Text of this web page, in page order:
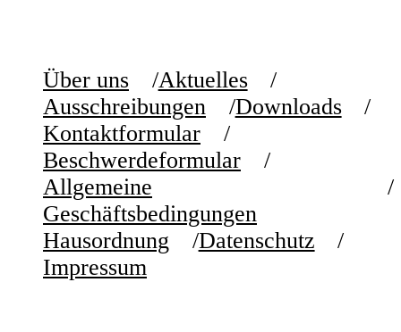
Über uns
Aktuelles
Ausschreibungen
Downloads
Kontaktformular
Beschwerdeformular
Allgemeine
Geschäftsbedingungen
Hausordnung
Datenschutz
Impressum